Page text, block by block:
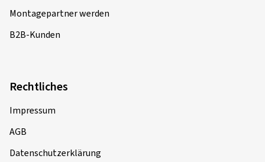
Montagepartner werden
B2B-Kunden
Rechtliches
Impressum
AGB
Datenschutzerklärung